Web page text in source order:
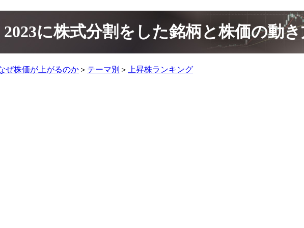
2023に株式分割をした銘柄と株価の動
ぜ株価が上がるのか ＞ テーマ別 ＞ 上昇株ランキング